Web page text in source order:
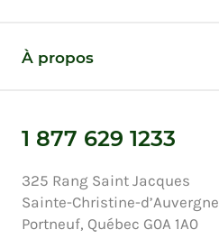
À propos
1 877 629 1233
325 Rang Saint Jacques
Sainte-Christine-d’Auvergne
Portneuf, Québec G0A 1A0